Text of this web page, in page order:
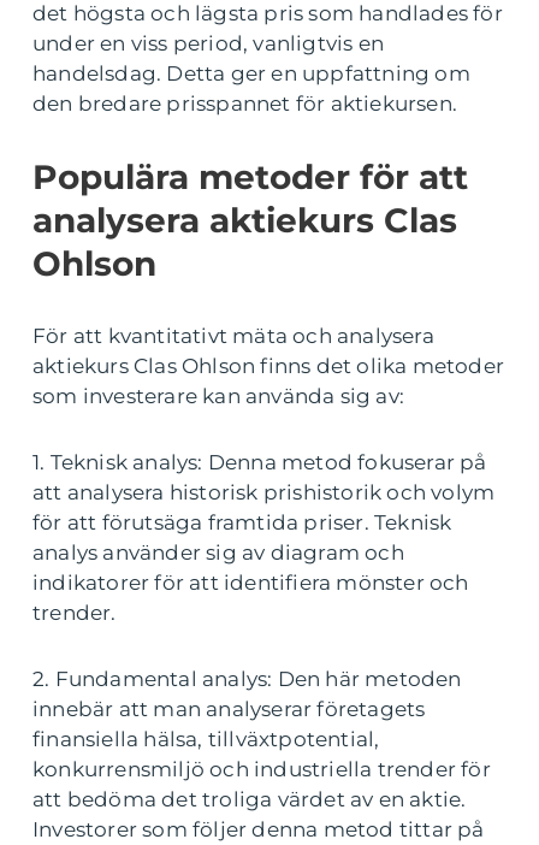
det högsta och lägsta pris som handlades för
under en viss period, vanligtvis en
handelsdag. Detta ger en uppfattning om
den bredare prisspannet för aktiekursen.
Populära metoder för att
analysera aktiekurs Clas
Ohlson
För att kvantitativt mäta och analysera
aktiekurs Clas Ohlson finns det olika metoder
som investerare kan använda sig av:
1. Teknisk analys: Denna metod fokuserar på
att analysera historisk prishistorik och volym
för att förutsäga framtida priser. Teknisk
analys använder sig av diagram och
indikatorer för att identifiera mönster och
trender.
2. Fundamental analys: Den här metoden
innebär att man analyserar företagets
finansiella hälsa, tillväxtpotential,
konkurrensmiljö och industriella trender för
att bedöma det troliga värdet av en aktie.
Investorer som följer denna metod tittar på